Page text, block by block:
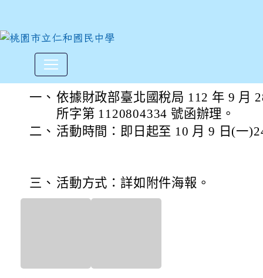
財政部臺北國稅局112年「凡
一、 依據財政部臺北國稅局 112 年 9 月
所字第 1120804334 號函辦理。
二、 活動時間：即日起至 10 月 9 日(一
三、 活動方式：詳如附件海報。